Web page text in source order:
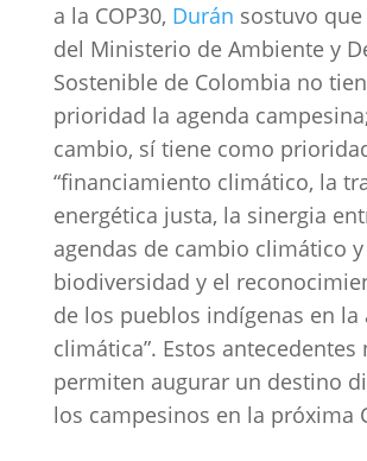
a la COP30, Durán sostuvo
del Ministerio de Ambiente y
Sostenible de Colombia no
prioridad la agenda
cambio, sí tiene como
“financiamiento climático, la
energética justa, la sinergia
agendas de cambio climático y
biodiversidad y el
de los pueblos indígenas en la
climática”. Estos antecedentes
permiten augurar un destino
los campesinos en la próxima